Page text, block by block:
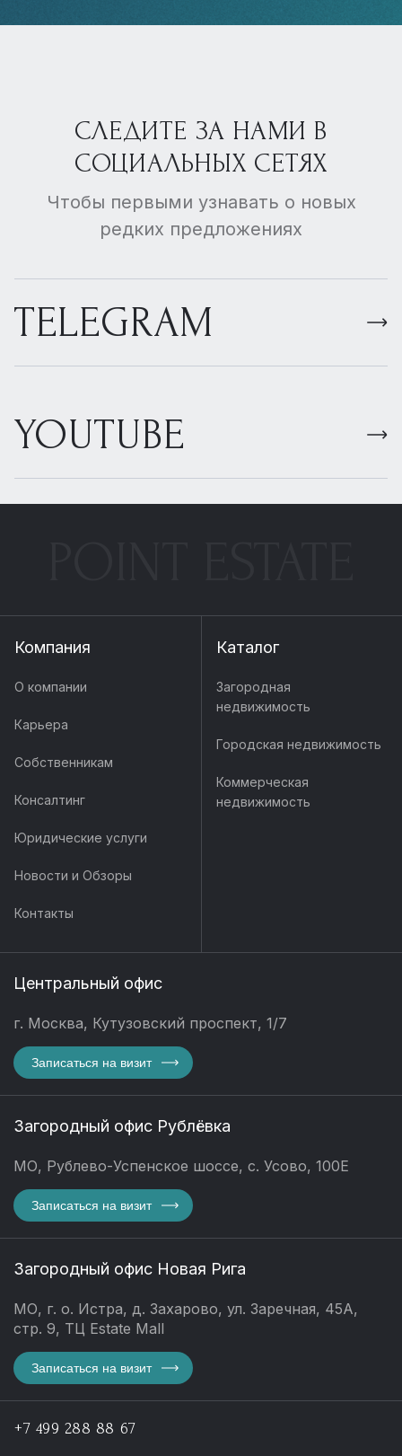
СЛЕДИТЕ ЗА НАМИ В
СОЦИАЛЬНЫХ СЕТЯХ
Чтобы первыми узнавать о новых
редких предложениях
TELEGRAM
YOUTUBE
Компания
О компании
Карьера
Собственникам
Консалтинг
Юридические услуги
Новости и Обзоры
Контакты
Каталог
Загородная
недвижимость
Городская недвижимость
Коммерческая
недвижимость
Центральный офис
г. Москва, Кутузовский проспект, 1/7
Записаться на визит
Загородный офис Рублёвка
МО, Рублево-Успенское шоссе, с. Усово, 100Е
Записаться на визит
Загородный офис Новая Рига
МО, г. о. Истра, д. Захарово, ул. Заречная, 45А,
стр. 9, ТЦ Estate Mall
Записаться на визит
+7 499 288 88 67